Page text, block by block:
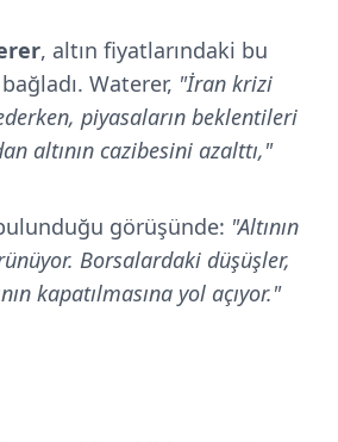
, altın fiyatlarındaki bu
Waterer, "İran krizi
piyasaların beklentileri
altının cazibesini azalttı,"
görüşünde: "Altının
Borsalardaki düşüşler,
kapatılmasına yol açıyor."